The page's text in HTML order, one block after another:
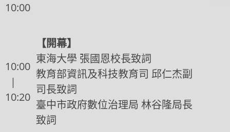
10:00
10:00
|
10:20
【開幕】
東海大學 張國恩校長致詞
教育部資訊及科技教育司 邱仁杰副
司長致詞
臺中市政府數位治理局 林谷隆局長
致詞